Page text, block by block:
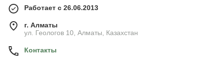
Работает с 26.06.2013
г. Алматы
ул. Геологов 10, Алматы, Казахстан
Контакты